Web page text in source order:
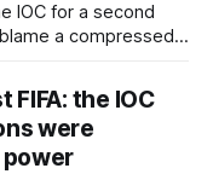
IOC for a second
a compressed
decision. Though,
the Executive
IOC’s letter for
the IOC
were